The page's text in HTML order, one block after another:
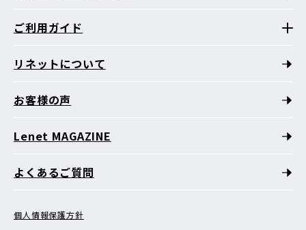
ご利用ガイド
リネットについて
お客様の声
Lenet MAGAZINE
よくあるご質問
個人情報保護方針